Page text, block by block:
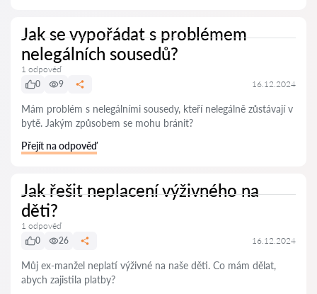
Jak se vypořádat s problémem
nelegálních sousedů?
1 odpověď
0
9 16.12.2024
Mám problém s nelegálními sousedy, kteří nelegálně zůstávají v
bytě. Jakým způsobem se mohu bránit?
Přejít na odpověď
Jak řešit neplacení výživného na
děti?
1 odpověď
0
26 16.12.2024
Můj ex-manžel neplatí výživné na naše děti. Co mám dělat,
abych zajistila platby?